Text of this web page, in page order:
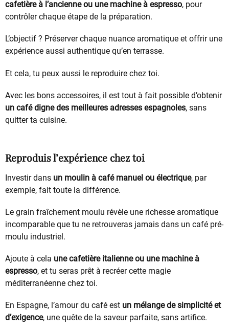
cafetière à l’ancienne ou une machine à espresso, pour
contrôler chaque étape de la préparation.
L’objectif ? Préserver chaque nuance aromatique et offrir une
expérience aussi authentique qu’en terrasse.
Et cela, tu peux aussi le reproduire chez toi.
Avec les bons accessoires, il est tout à fait possible d’obtenir
un café digne des meilleures adresses espagnoles, sans
quitter ta cuisine.
Reproduis l’expérience chez toi
Investir dans un moulin à café manuel ou électrique, par
exemple, fait toute la différence.
Le grain fraîchement moulu révèle une richesse aromatique
incomparable que tu ne retrouveras jamais dans un café pré-
moulu industriel.
Ajoute à cela une cafetière italienne ou une machine à
espresso, et tu seras prêt à recréer cette magie
méditerranéenne chez toi.
En Espagne, l’amour du café est un mélange de simplicité et
d’exigence, une quête de la saveur parfaite, sans artifice.